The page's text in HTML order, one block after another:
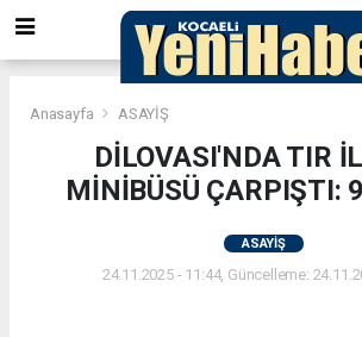
Anasayfa ASAYİŞ
DİLOVASI'NDA TIR
MİNİBÜSÜ ÇARPIŞTI:
ASAYİŞ
24.11.2025 - 11:44, Güncelleme: